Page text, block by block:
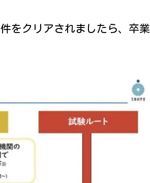
をクリアされましたら、卒業